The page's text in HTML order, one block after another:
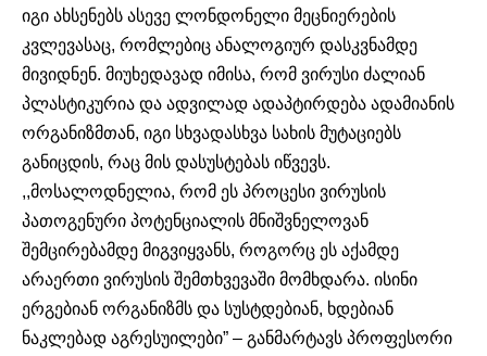
იგი ახსენებს ასევე ლონდონელი მეცნიერების
კვლევასაც, რომლებიც ანალოგიურ დასკვნამდე
მივიდნენ. მიუხედავად იმისა, რომ ვირუსი ძალიან
პლასტიკურია და ადვილად ადაპტირდება ადამიანის
ორგანიზმთან, იგი სხვადასხვა სახის მუტაციებს
განიცდის, რაც მის დასუსტებას იწვევს.
,,მოსალოდნელია, რომ ეს პროცესი ვირუსის
პათოგენური პოტენციალის მნიშვნელოვან
შემცირებამდე მიგვიყვანს, როგორც ეს აქამდე
არაერთი ვირუსის შემთხვევაში მომხდარა. ისინი
ერგებიან ორგანიზმს და სუსტდებიან, ხდებიან
ნაკლებად აგრესუილები” – განმარტავს პროფესორი